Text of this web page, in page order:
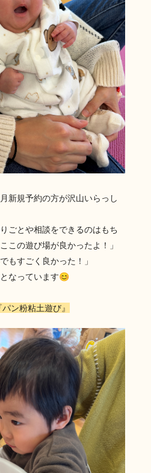
新規予約の方が沢山いらっし
ごとや相談をできるのはもち
この遊び場が良かったよ！」
もすごく良かった！」
なっています😊
ン粉粘土遊び』